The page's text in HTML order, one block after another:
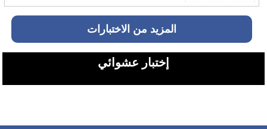
المزيد من الاختبارات
إختبار عشوائي